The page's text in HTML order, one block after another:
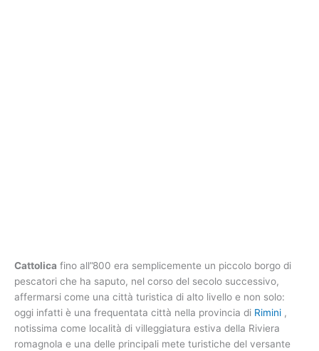
Cattolica fino all”800 era semplicemente un piccolo borgo di
pescatori che ha saputo, nel corso del secolo successivo,
affermarsi come una città turistica di alto livello e non solo:
oggi infatti è una frequentata città nella provincia di Rimini ,
notissima come località di villeggiatura estiva della Riviera
romagnola e una delle principali mete turistiche del versante